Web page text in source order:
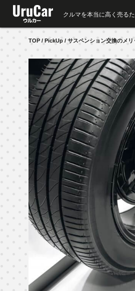
クルマを本当に高く売る
TOP PickUp サスペンション交換のメ